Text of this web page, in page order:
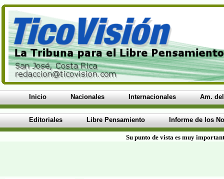
Inicio Nacionales Internacionales Am.
Editoriales Libre Pensamiento Informe de los
Su punto de vista es muy